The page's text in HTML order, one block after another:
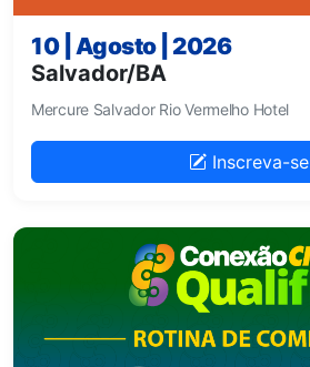
10 | Agosto | 2026
Salvador/BA
Mercure Salvador Rio Vermelho Hotel
Inscreva-se